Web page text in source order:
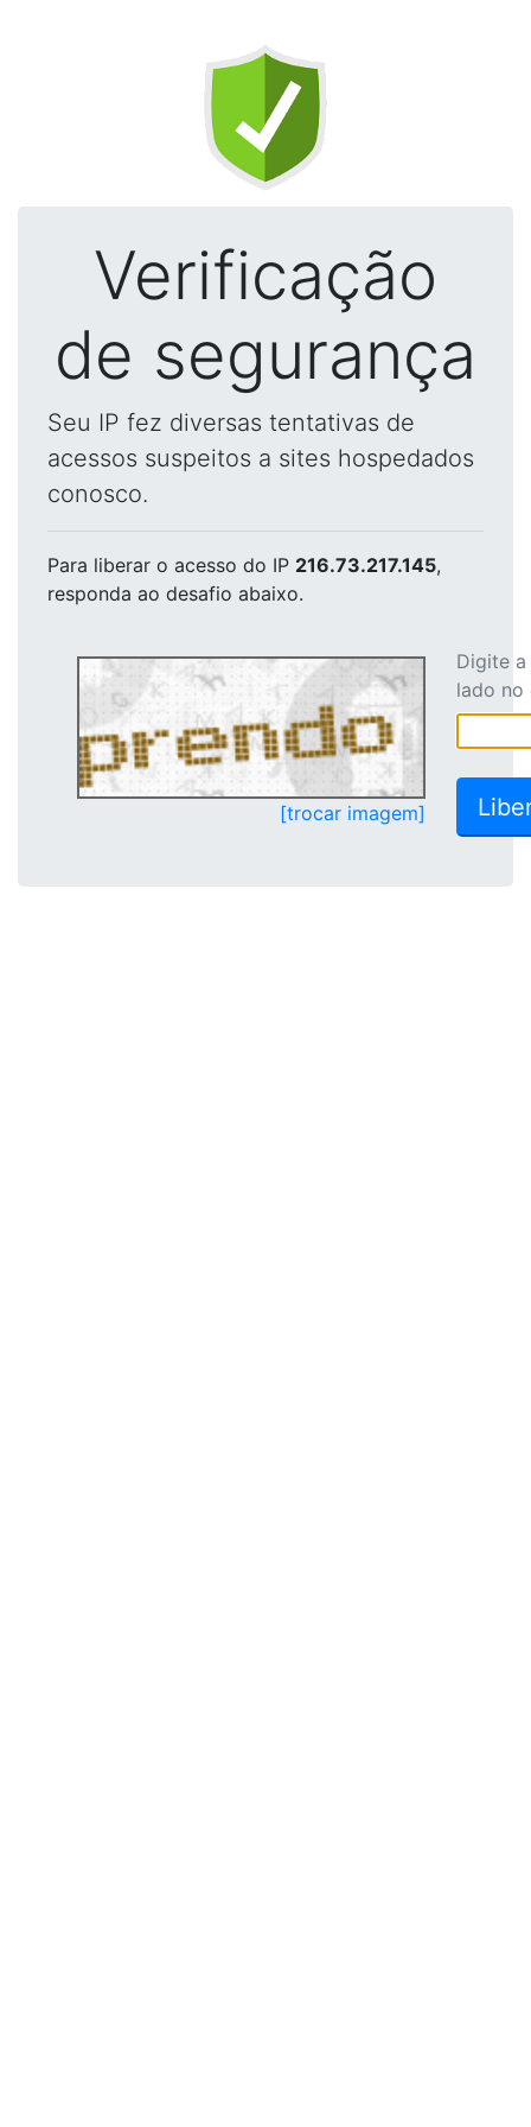
Verificação
de segurança
Seu IP fez diversas tentativas de
acessos suspeitos a sites hospedados
conosco.
Para liberar o acesso do IP 216.73.217.145,
responda ao desafio abaixo.
[trocar imagem]
Digite
lado no